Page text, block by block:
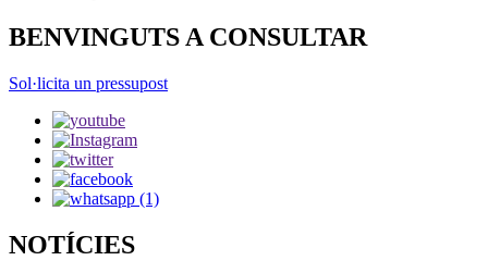
BENVINGUTS A CONSULTAR
Sol·licita un pressupost
NOTÍCIES